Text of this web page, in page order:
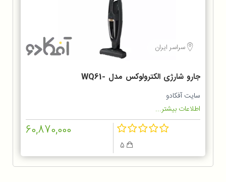
سراسر ایران
جارو شارژی الکترولوکس مدل WQ61-
1OGG
سایت آفکادو
اطلاعات بیشتر...
60,870,000